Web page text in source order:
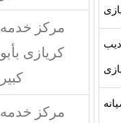
مركز خدمه
كريازى بأبو
كبير
مركز خدمه